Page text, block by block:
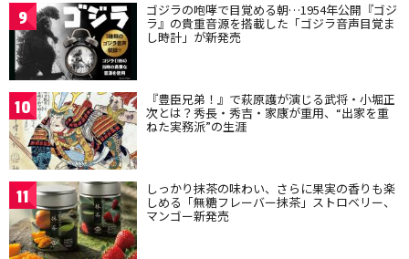
9 ゴジラの咆哮で目覚める朝…1954年公開『ゴジ
ラ』の貴重音源を搭載した「ゴジラ音声目覚ま
し時計」が新発売
10 『豊臣兄弟！』で萩原護が演じる武将・小堀正
次とは？秀長・秀吉・家康が重用、“出家を重
ねた実務派”の生涯
11 しっかり抹茶の味わい、さらに果実の香りも楽
しめる「無糖フレーバー抹茶」ストロベリー、
マンゴー新発売